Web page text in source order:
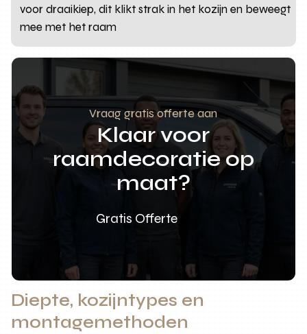
voor draaikiep, dit klikt strak in het kozijn en beweegt
mee met het raam
Vraag gratis offerte aan
Klaar voor
raamdecoratie op
maat?
Gratis Offerte
Diepte, kozijntypes en
montagemethoden